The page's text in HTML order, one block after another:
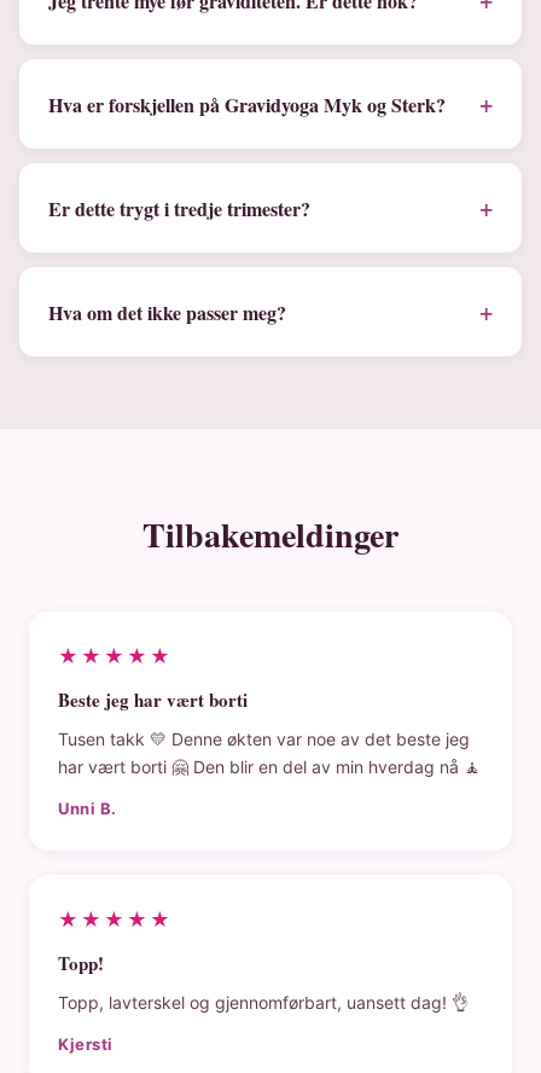
Hva er forskjellen på Gravidyoga Myk og Sterk? +
Er dette trygt i tredje trimester? +
Hva om det ikke passer meg? +
Tilbakemeldinger
★★★★★
Beste jeg har vært borti
Tusen takk 💛 Denne økten var noe av det beste jeg
har vært borti 🤗 Den blir en del av min hverdag nå 🧘
Unni B.
★★★★★
Topp!
Topp, lavterskel og gjennomførbart, uansett dag! 👌
Kjersti